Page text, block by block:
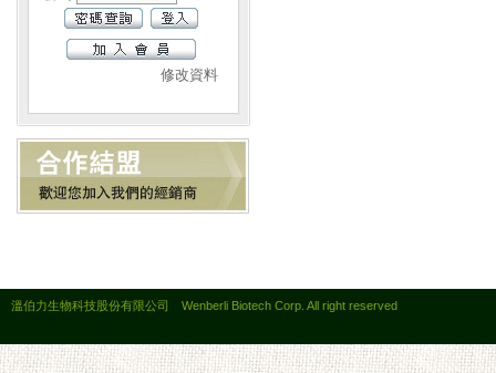
修改資料
溫伯力生物科技股份有限公司 Wenberli Biotech Corp. All right reserved